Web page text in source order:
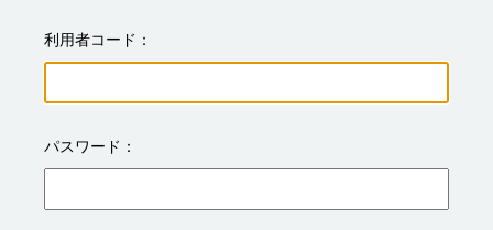
利用者コード
パスワード